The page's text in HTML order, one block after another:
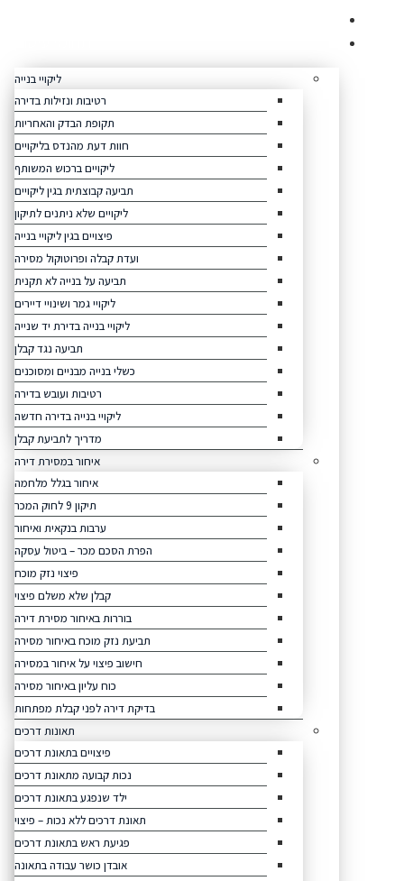
ליקויי בנייה
רטיבות ונזילות בדירה
תקופת הבדק והאחריות
חוות דעת מהנדס בליקויים
ליקויים ברכוש המשותף
תביעה קבוצתית בגין ליקויים
ליקויים שלא ניתנים לתיקון
פיצויים בגין ליקויי בנייה
ועדת קבלה ופרוטוקול מסירה
תביעה על בנייה לא תקנית
ליקויי גמר ושינויי דיירים
ליקויי בנייה בדירת יד שנייה
תביעה נגד קבלן
כשלי בנייה מבניים ומסוכנים
רטיבות ועובש בדירה
ליקויי בנייה בדירה חדשה
מדריך לתביעת קבלן
איחור במסירת דירה
איחור בגלל מלחמה
תיקון 9 לחוק המכר
ערבות בנקאית ואיחור
הפרת הסכם מכר – ביטול עסקה
פיצוי נזק מוכח
קבלן שלא משלם פיצוי
בוררות באיחור מסירת דירה
תביעת נזק מוכח באיחור מסירה
חישוב פיצוי על איחור במסירה
כוח עליון באיחור מסירה
בדיקת דירה לפני קבלת מפתחות
תאונות דרכים
פיצויים בתאונת דרכים
נכות קבועה מתאונת דרכים
ילד שנפגע בתאונת דרכים
תאונת דרכים ללא נכות – פיצוי
פגיעת ראש בתאונת דרכים
אובדן כושר עבודה בתאונה